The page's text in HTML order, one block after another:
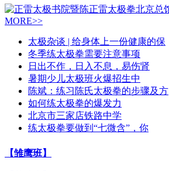
MORE>>
太极杂谈 | 给身体上一份健康的保
冬季练太极拳需要注意事项
日出不作，日入不息，易伤肾
暑期少儿太极班火爆招生中
陈斌：练习陈氏太极拳的步骤及方
如何练太极拳的爆发力
北京市三家店铁路中学
练太极拳要做到“七微含”，你
【雏鹰班】